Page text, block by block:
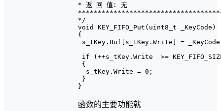
* 返 回 值: 无
*/
void KEY_FIFO_Put(uint8_t _KeyCode)
{
s_tKey.Buf[s_tKey.Write] =
if (++s_tKey.Write  >=
{
  s_tKey.Write = 0;
}
函数的主要功能就